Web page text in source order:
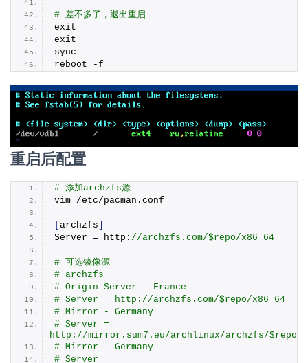
# 差不多了，退出重启
exit
exit
sync
reboot -f
重启后配置
# 添加archzfs源
vim /etc/pacman. conf
archzfs
Server = http: //archzfs.com/$repo/x86_64
# 可选镜像源
# archzfs
# Origin Server - France
# Server = http://archzfs.com/$repo/x86_64
# Mirror - Germany
# Server =
http://mirror.sum7.eu/archlinux/archzfs/$repo/
# Mirror - Germany
# Server =